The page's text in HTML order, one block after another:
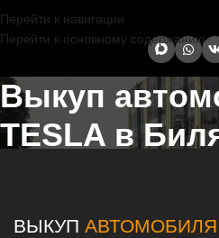
Перейти к навигации
Перейти к основному содержанию
Выкуп
TESLA в
ВЫКУП АВТОМОБИЛЯ